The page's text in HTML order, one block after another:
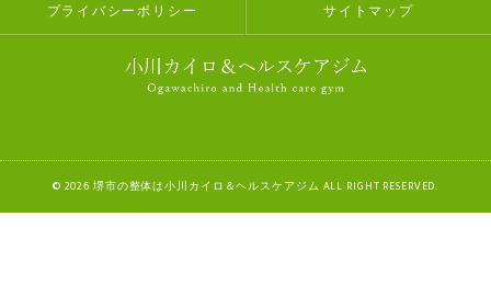
プライバシーポリシー サイトマップ
© 2026 堺市の整体は小川カイロ＆ヘルスケアジム ALL RIGHT RESERVED.